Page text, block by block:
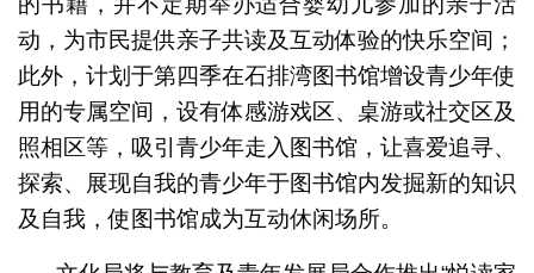
动，为市民提供亲子共读及互动体验的快乐空间；
此外，计划于第四季在石排湾图书馆增设青少年使
用的专属空间，设有体感游戏区、桌游或社交区及
照相区等，吸引青少年走入图书馆，让喜爱追寻、
探索、展现自我的青少年于图书馆内发掘新的知识
及自我，使图书馆成为互动休闲场所。